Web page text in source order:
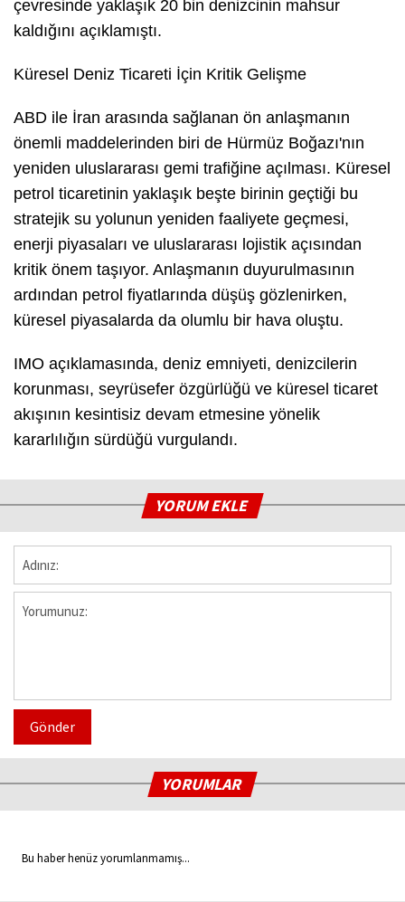
çevresinde yaklaşık 20 bin denizcinin mahsur
kaldığını açıklamıştı.
Küresel Deniz Ticareti İçin Kritik Gelişme
ABD ile İran arasında sağlanan ön anlaşmanın
önemli maddelerinden biri de Hürmüz Boğazı'nın
yeniden uluslararası gemi trafiğine açılması. Küresel
petrol ticaretinin yaklaşık beşte birinin geçtiği bu
stratejik su yolunun yeniden faaliyete geçmesi,
enerji piyasaları ve uluslararası lojistik açısından
kritik önem taşıyor. Anlaşmanın duyurulmasının
ardından petrol fiyatlarında düşüş gözlenirken,
küresel piyasalarda da olumlu bir hava oluştu.
IMO açıklamasında, deniz emniyeti, denizcilerin
korunması, seyrüsefer özgürlüğü ve küresel ticaret
akışının kesintisiz devam etmesine yönelik
kararlılığın sürdüğü vurgulandı.
YORUM EKLE
Gönder
YORUMLAR
Bu haber henüz yorumlanmamış...